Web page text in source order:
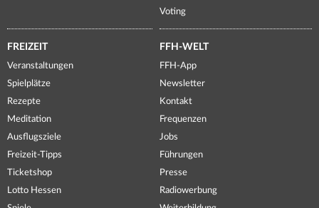
Voting
FREIZEIT
Veranstaltungen
Spielplätze
Rezepte
Meditation
Ausflugsziele
Freizeit-Tipps
Ticketshop
Lotto Hessen
FFH-WELT
FFH-App
Newsletter
Kontakt
Frequenzen
Jobs
Führungen
Presse
Radiowerbung